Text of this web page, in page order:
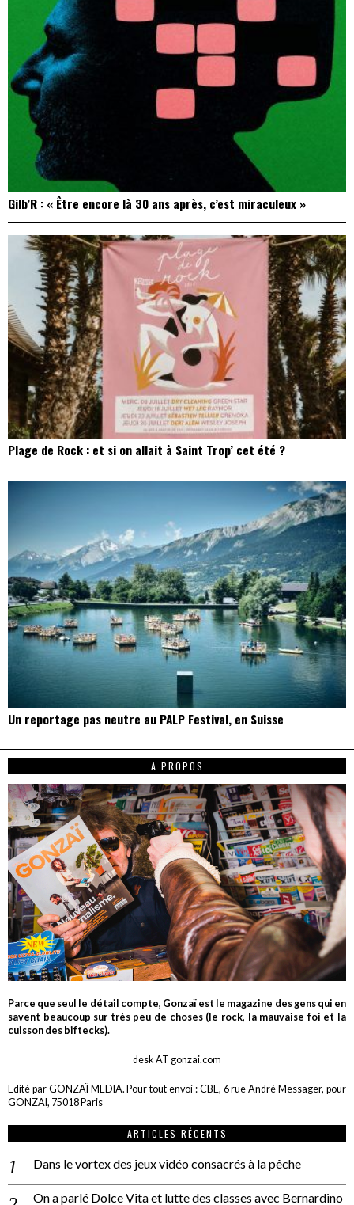
Gilb’R : « Être encore là 30 ans après, c’est miraculeux »
Plage de Rock : et si on allait à Saint Trop’ cet été ?
Un reportage pas neutre au PALP Festival, en Suisse
A PROPOS
Parce que seul le détail compte, Gonzaï est le magazine des gens qui en
savent beaucoup sur très peu de choses (le rock, la mauvaise foi et la
cuisson des biftecks).
desk AT gonzai.com
Edité par GONZAÏ MEDIA. Pour tout envoi : CBE, 6 rue André Messager, pour
GONZAÏ, 75018 Paris
ARTICLES RÉCENTS
Dans le vortex des jeux vidéo consacrés à la pêche
On a parlé Dolce Vita et lutte des classes avec Bernardino